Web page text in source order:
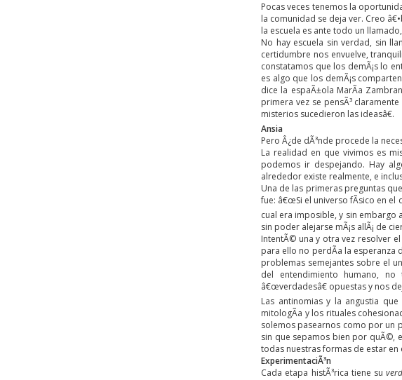
Pocas veces tenemos la
la comunidad se deja ver. Creo
la escuela es ante todo un
No hay escuela sin verdad, sin
certidumbre nos envuelve,
constatamos que los demÃ¡s lo
es algo que los demÃ¡s
dice la espaÃ±ola MarÃ­a
primera vez se pensÃ³
misterios sucedieron las ideasâ€.
Ansia
Pero Â¿de dÃ³nde procede la
La realidad en que vivimos es
podemos ir despejando. Hay
alrededor existe realmente, e
Una de las primeras preguntas
fue: â€œSi el universo fÃ­sico en el
cual era imposible, y sin embargo
sin poder alejarse mÃ¡s allÃ¡ de
IntentÃ© una y otra vez resolver
para ello no perdÃ­a la esperanza
problemas semejantes sobre el
del entendimiento humano,
â€œverdadesâ€ opuestas y nos
Las antinomias y la angustia
mitologÃ­a y los rituales
solemos pasearnos como por un
sin que sepamos bien por quÃ©,
todas nuestras formas de estar
ExperimentaciÃ³n
Cada etapa histÃ³rica tiene su